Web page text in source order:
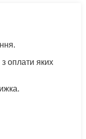
оплати яких